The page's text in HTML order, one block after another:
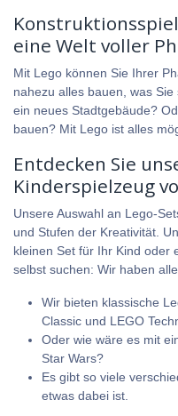
eine Welt voller
Mit Lego können Sie Ihrer
nahezu alles bauen, was
ein neues Stadtgebäude?
bauen? Mit Lego ist alles
Entdecken Sie
Kinderspielzeug
Unsere Auswahl an Lego-
und Stufen der Kreativität.
kleinen Set für Ihr Kind oder
selbst suchen: Wir haben
Wir bieten klassische
Classic und LEGO
Oder wie wäre es mit
Star Wars?
Es gibt so viele
etwas dabei ist.